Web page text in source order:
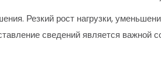
Резкий рост нагрузки,
сведений является важной